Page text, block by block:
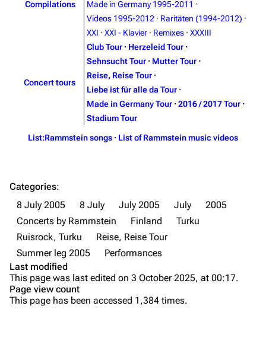
Information
Discography
Videography
Merchandise
Information
Discography
Videography
Song list
Tour dates
Merchandise
Till Lindemann
Discography
Videography
Song list
Tour dates
Merchandise
Flake Lorenz
Videography
Song list
Members
Purge
Compilations
Made in Germany 1995-2011 ·
Videos 1995-2012 · Raritäten (1994-2012) ·
XXI · XXI - Klavier · Remixes · XXXIII
Concert tours
Club Tour · Herzeleid Tour ·
Sehnsucht Tour · Mutter Tour ·
Reise, Reise Tour ·
Liebe ist für alle da Tour ·
Made in Germany Tour · 2016 / 2017 Tour ·
Stadium Tour
List:Rammstein songs · List of Rammstein music videos
Categories:
8 July 2005
8 July July 2005 July
2005
Concerts by Rammstein
Finland
Turku
Ruisrock, Turku
Reise, Reise Tour
Summer leg 2005
Performances
Last modified
This page was last edited on 3 October 2025, at 00:17.
Page view count
This page has been accessed 1,384 times.